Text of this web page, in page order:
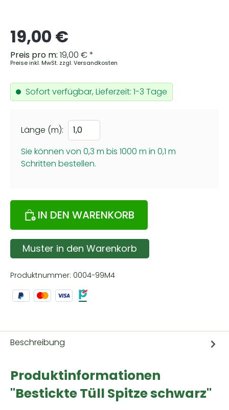
Regulärer Preis:
19,00 €
Preis pro m: 19,00 € *
Preise inkl. MwSt. zzgl. Versandkosten
Sofort verfügbar, Lieferzeit: 1-3 Tage
Länge (m):
Sie können von 0,3 m bis 1000 m in 0,1 m
Schritten bestellen.
IN DEN WARENKORB
Muster in den Warenkorb
Produktnummer: 0004-99M4
Beschreibung
Produktinformationen
"Bestickte Tüll Spitze schwarz"